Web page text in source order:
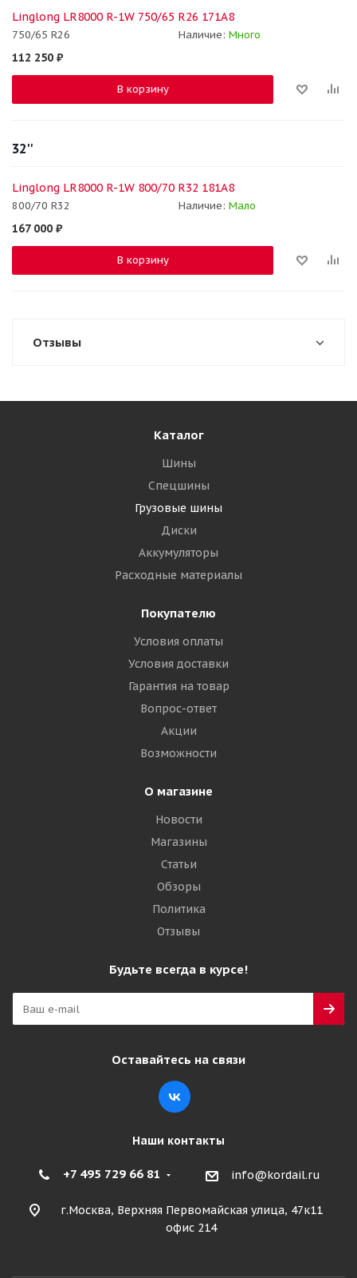
Linglong LR8000 R-1W 750/65 R26 171A8
750/65 R26 Наличие: Много
112 250 ₽
В корзину
32''
Linglong LR8000 R-1W 800/70 R32 181A8
800/70 R32 Наличие: Мало
167 000 ₽
В корзину
Отзывы
Каталог
Шины
Спецшины
Грузовые шины
Диски
Аккумуляторы
Расходные материалы
Покупателю
Условия оплаты
Условия доставки
Гарантия на товар
Вопрос-ответ
Акции
Возможности
О магазине
Новости
Магазины
Статьи
Обзоры
Политика
Отзывы
Будьте всегда в курсе!
Оставайтесь на связи
Наши контакты
+7 495 729 66 81 info@kordail.ru
г.Москва, Верхняя Первомайская улица, 47к11
офис 214